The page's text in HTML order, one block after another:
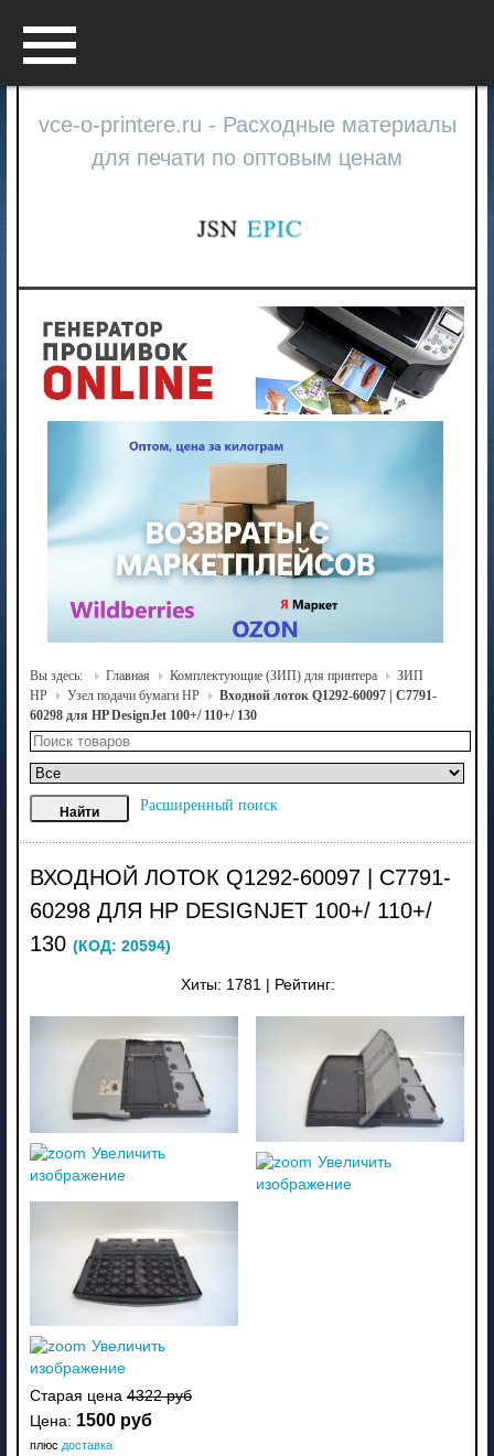
vce-o-printere.ru - Расходные материалы
для печати по оптовым ценам
Вы здесь: Главная Комплектующие (ЗИП) для принтера
ЗИП
HP
Узел подачи бумаги HP
Входной лоток Q1292-60097 | C7791-
60298 для HP DesignJet 100+/ 110+/ 130
Расширенный поиск
ВХОДНОЙ ЛОТОК Q1292-60097 | C7791-
60298 ДЛЯ HP DESIGNJET 100+/ 110+/
130 (КОД: 20594)
Хиты: 1781 Рейтинг:
Увеличить
изображение
Увеличить
изображение
Увеличить
изображение
Старая цена 4322 руб
Цена: 1500 руб
плюс доставка